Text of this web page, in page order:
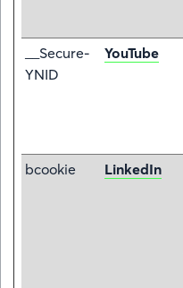
__Secure-
YNID
YouTube
bcookie LinkedIn